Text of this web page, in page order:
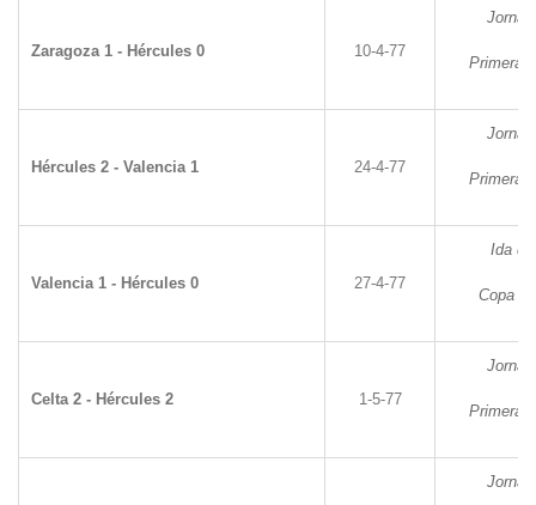
Zaragoza 1 - Hércules 0 10-4-77
Primera
Hércules 2 - Valencia 1 24-4-77
Primera
Valencia 1 - Hércules 0 27-4-77
Ida
Copa
Celta 2 - Hércules 2 1-5-77
Primera